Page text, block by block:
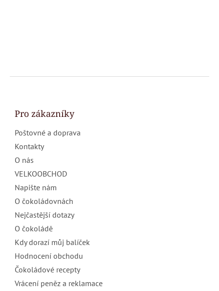
Z
Pro zákazníky
Poštovné a doprava
Kontakty
O nás
VELKOOBCHOD
Napište nám
O čokoládovnách
Nejčastější dotazy
O čokoládě
Kdy dorazí můj balíček
Hodnocení obchodu
Čokoládové recepty
Vrácení peněz a reklamace